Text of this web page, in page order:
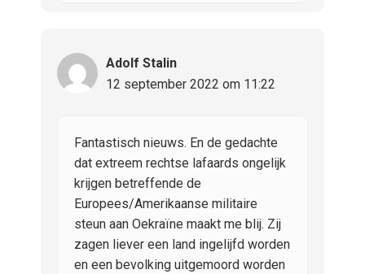
Adolf Stalin
12 september 2022 om 11:22
Fantastisch nieuws. En de gedachte
dat extreem rechtse lafaards ongelijk
krijgen betreffende de
Europees/Amerikaanse militaire
steun aan Oekraïne maakt me blij. Zij
zagen liever een land ingelijfd worden
en een bevolking uitgemoord worden